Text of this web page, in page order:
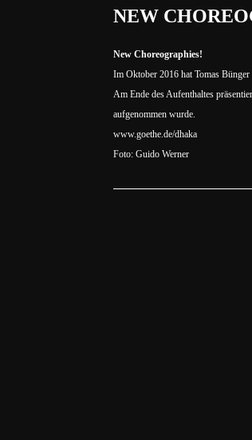
NEW
New Choreographies!
Im Oktober 2016 hat Tomas
Am Ende des Aufenthaltes
aufgenommen wurde.
www.goethe.de/dhaka
Foto: Guido Werner